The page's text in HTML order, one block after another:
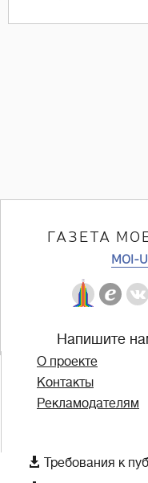
ГАЗЕТА
MOI-
Напишите
О проекте
Контакты
Рекламодателям
 Требования к